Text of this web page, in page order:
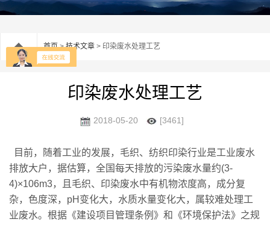
首页>技术文章 > 印染废水处理工艺
印染废水处理工艺
2018-05-20 [3461]
目前，随着工业的发展，毛织、纺织印染行业是工业废水
排放大户，据估算，全国每天排放的污染废水量约(3-
4)×106m3，且毛织、印染废水中有机物浓度高，成分复
杂，色度深，pH变化大，水质水量变化大，属较难处理工
业废水。根据《建设项目管理条例》和《环境保护法》之规